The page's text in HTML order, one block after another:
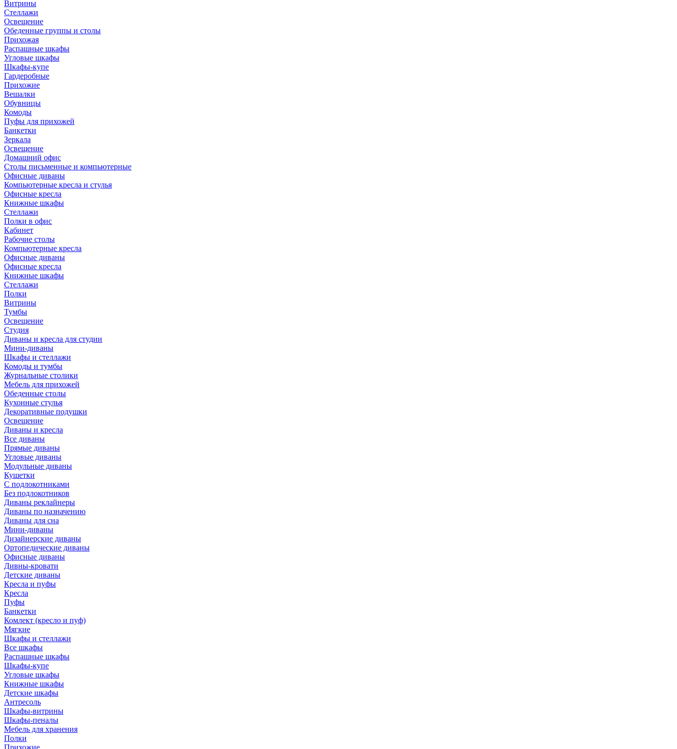
Витрины
Стеллажи
Освещение
Обеденные группы и столы
Прихожая
Распашные шкафы
Угловые шкафы
Шкафы-купе
Гардеробные
Прихожие
Вешалки
Обувницы
Комоды
Пуфы для прихожей
Банкетки
Зеркала
Освещение
Домашний офис
Столы письменные и компьютерные
Офисные диваны
Компьютерные кресла и стулья
Офисные кресла
Книжные шкафы
Стеллажи
Полки в офис
Кабинет
Рабочие столы
Компьютерные кресла
Офисные диваны
Офисные кресла
Книжные шкафы
Стеллажи
Полки
Витрины
Тумбы
Освещение
Студия
Диваны и кресла для студии
Мини-диваны
Шкафы и стеллажи
Комоды и тумбы
Журнальные столики
Мебель для прихожей
Обеденные столы
Кухонные стулья
Декоративные подушки
Освещение
Диваны и кресла
Все диваны
Прямые диваны
Угловые диваны
Модульные диваны
Кушетки
С подлокотниками
Без подлокотников
Диваны реклайнеры
Диваны по назначению
Диваны для сна
Мини-диваны
Дизайнерские диваны
Ортопедические диваны
Офисные диваны
Дивны-кровати
Детские диваны
Кресла и пуфы
Кресла
Пуфы
Банкетки
Комлект (кресло и пуф)
Мягкие
Шкафы и стеллажи
Все шкафы
Распашные шкафы
Шкафы-купе
Угловые шкафы
Книжные шкафы
Детские шкафы
Антресоль
Шкафы-витрины
Шкафы-пеналы
Мебель для хранения
Полки
Прихожие